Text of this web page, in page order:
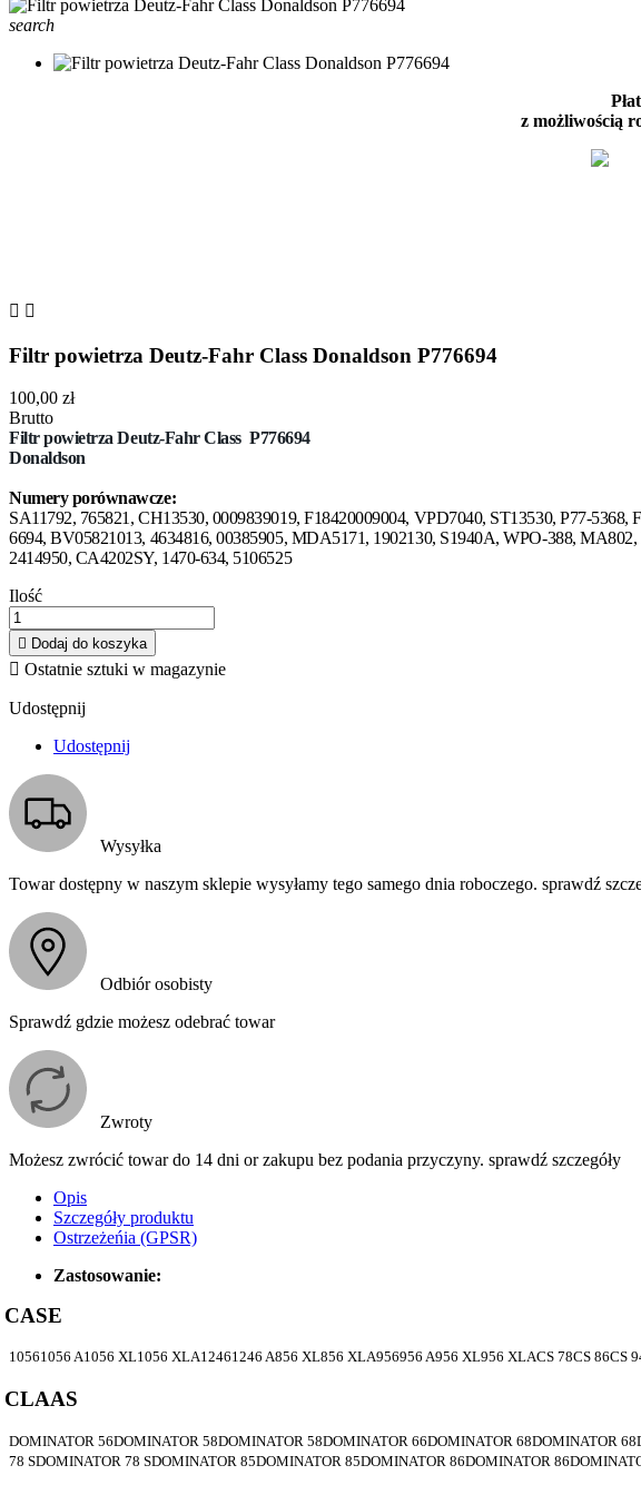
search
z możliwością
 
Filtr powietrza Deutz-Fahr Class Donaldson P776694
100,00 zł
Brutto
Filtr powietrza Deutz-Fahr Class P776694
Donaldson
Numery porównawcze:
SA11792, 765821, CH13530, 0009839019, F18420009004, VPD7040, ST13530, P77-
6694, BV05821013, 4634816, 00385905, MDA5171, 1902130, S1940A, WPO-388,
2414950, CA4202SY, 1470-634, 5106525
Ilość
 Dodaj do koszyka
 Ostatnie sztuki w magazynie
Udostępnij
Udostępnij
Wysyłka
Towar dostępny w naszym sklepie wysyłamy tego samego dnia roboczego. sprawdź
Odbiór osobisty
Sprawdź gdzie możesz odebrać towar
Zwroty
Możesz zwrócić towar do 14 dni or zakupu bez podania przyczyny. sprawdź szczegóły
Opis
Szczegóły produktu
Ostrzeżeńia (GPSR)
Zastosowanie:
CASE
10561056 A1056 XL1056 XLA12461246 A856 XL856 XLA956956 A956 XL956 XLACS 78CS 86CS
CLAAS
DOMINATOR 56DOMINATOR 58DOMINATOR 58DOMINATOR 66DOMINATOR 68DOMINATOR
78 SDOMINATOR 78 SDOMINATOR 85DOMINATOR 85DOMINATOR 86DOMINATOR